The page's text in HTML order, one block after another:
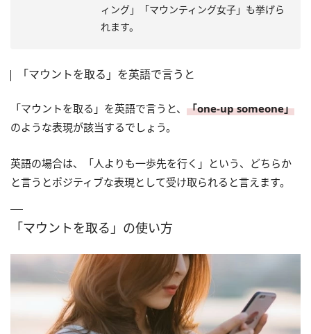
ィング」「マウンティング女子」も挙げら
れます。
「マウントを取る」を英語で言うと
「マウントを取る」を英語で言うと、 「one-up someone」
のような表現が該当するでしょう。
英語の場合は、「人よりも一歩先を行く」という、どちらか
と言うとポジティブな表現として受け取られると言えます。
「マウントを取る」の使い方